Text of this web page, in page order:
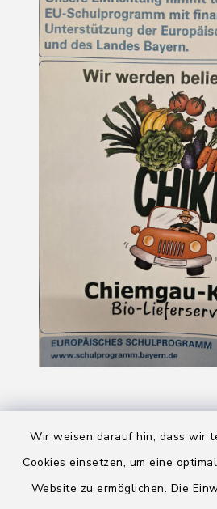
Wir weisen darauf hin, dass wir
Cookies einsetzen, um eine
Website zu ermöglichen. Die